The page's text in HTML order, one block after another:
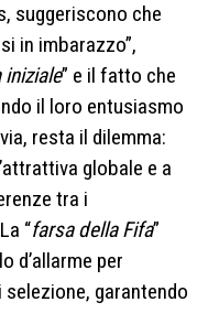
suggeriscono che
in imbarazzo”,
iniziale” e il fatto che
il loro entusiasmo
resta il dilemma:
globale e a
tra i
“farsa della Fifa”
d’allarme per
garantendo